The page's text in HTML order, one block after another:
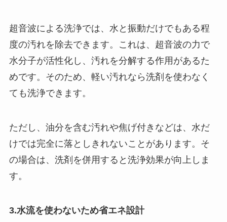
超音波による洗浄では、水と振動だけでもある程
度の汚れを除去できます。これは、超音波の力で
水分子が活性化し、汚れを分解する作用があるた
めです。そのため、軽い汚れなら洗剤を使わなく
ても洗浄できます。
ただし、油分を含む汚れや焦げ付きなどは、水だ
けでは完全に落としきれないことがあります。そ
の場合は、洗剤を併用すると洗浄効果が向上しま
す。
3.水流を使わないため省エネ設計